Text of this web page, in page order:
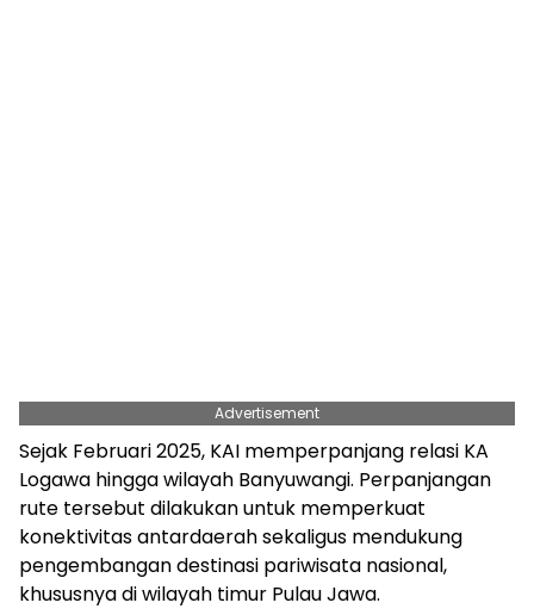
Advertisement
Sejak Februari 2025, KAI memperpanjang relasi KA
Logawa hingga wilayah Banyuwangi. Perpanjangan
rute tersebut dilakukan untuk memperkuat
konektivitas antardaerah sekaligus mendukung
pengembangan destinasi pariwisata nasional,
khususnya di wilayah timur Pulau Jawa.